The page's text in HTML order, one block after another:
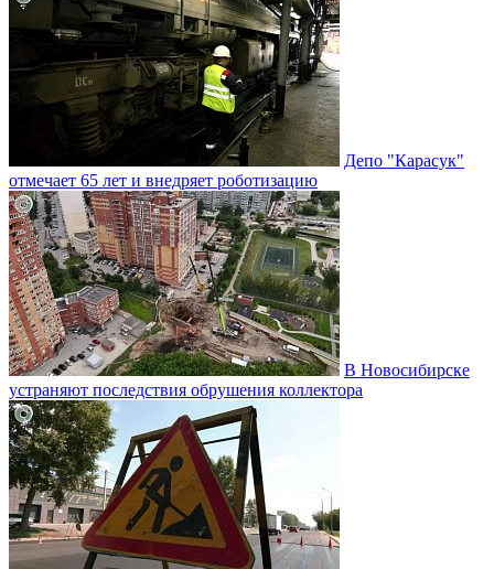
Депо "Карасук"
отмечает 65 лет и внедряет роботизацию
В Новосибирске
устраняют последствия обрушения коллектора